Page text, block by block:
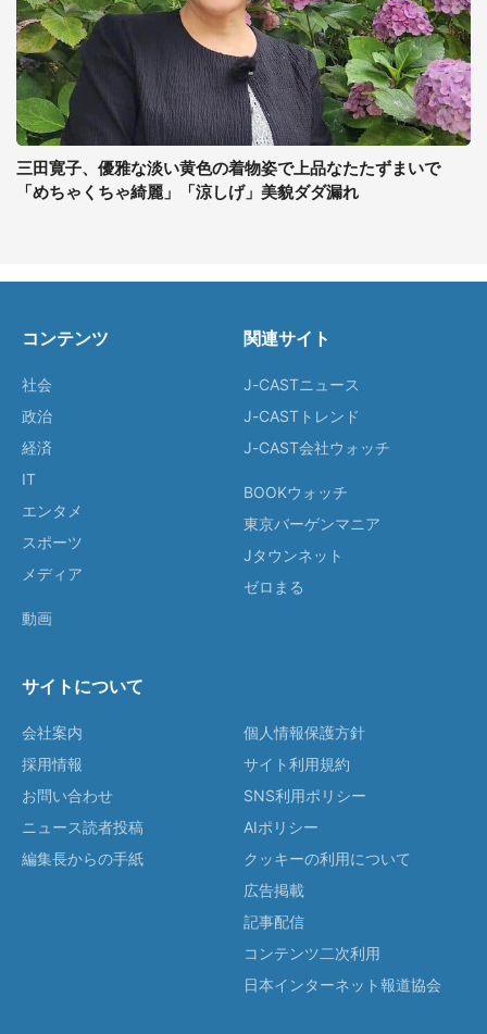
三田寛子、優雅な淡い黄色の着物姿で上品なたたずまいで
「めちゃくちゃ綺麗」「涼しげ」美貌ダダ漏れ
コンテンツ
社会
政治
経済
IT
エンタメ
スポーツ
メディア
動画
関連サイト
J-CASTニュース
J-CASTトレンド
J-CAST会社ウォッチ
BOOKウォッチ
東京バーゲンマニア
Jタウンネット
ゼロまる
サイトについて
会社案内
採用情報
お問い合わせ
ニュース読者投稿
編集長からの手紙
個人情報保護方針
サイト利用規約
SNS利用ポリシー
AIポリシー
クッキーの利用について
広告掲載
記事配信
コンテンツ二次利用
日本インターネット報道協会